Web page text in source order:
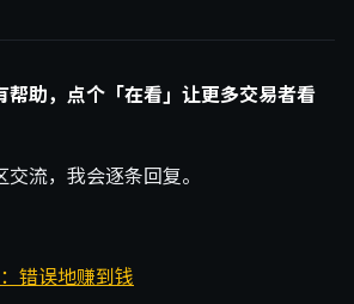
帮助，点个「在看」让更多交易者看
流，我会逐条回复。
错误地赚到钱